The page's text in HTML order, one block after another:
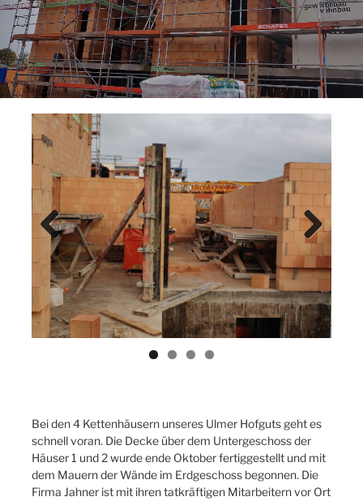
Previ
ous
Next
Bei den 4 Kettenhäusern unseres Ulmer Hofguts geht es
schnell voran. Die Decke über dem Untergeschoss der
Häuser 1 und 2 wurde ende Oktober fertiggestellt und mit
dem Mauern der Wände im Erdgeschoss begonnen. Die
Firma Jahner ist mit ihren tatkräftigen Mitarbeitern vor Ort